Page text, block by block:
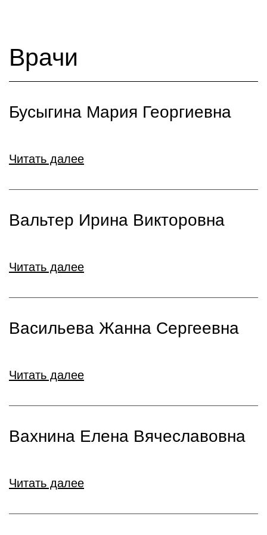
Врачи
Бусыгина Мария Георгиевна
Читать далее
Вальтер Ирина Викторовна
Читать далее
Васильева Жанна Сергеевна
Читать далее
Вахнина Елена Вячеславовна
Читать далее